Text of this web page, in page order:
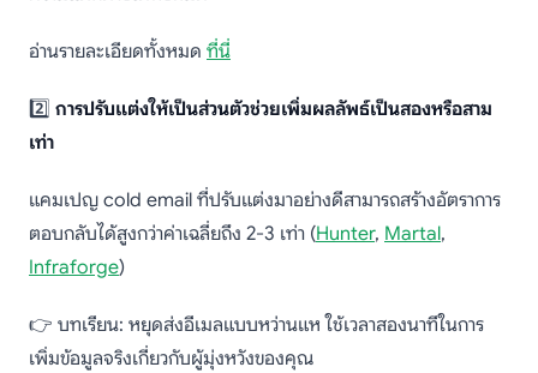
อ่านรายละเอียดทั้งหมด ที่นี่
2️⃣ การปรับแต่งให้เป็นส่วนตัวช่วยเพิ่มผลลัพธ์เป็นสองหรือสาม
เท่า
แคมเปญ cold email ที่ปรับแต่งมาอย่างดีสามารถสร้างอัตราการ
ตอบกลับได้สูงกว่าค่าเฉลี่ยถึง 2-3 เท่า (Hunter, Martal,
Infraforge)
👉 บทเรียน: หยุดส่งอีเมลแบบหว่านแห ใช้เวลาสองนาทีในการ
เพิ่มข้อมูลจริงเกี่ยวกับผู้มุ่งหวังของคุณ